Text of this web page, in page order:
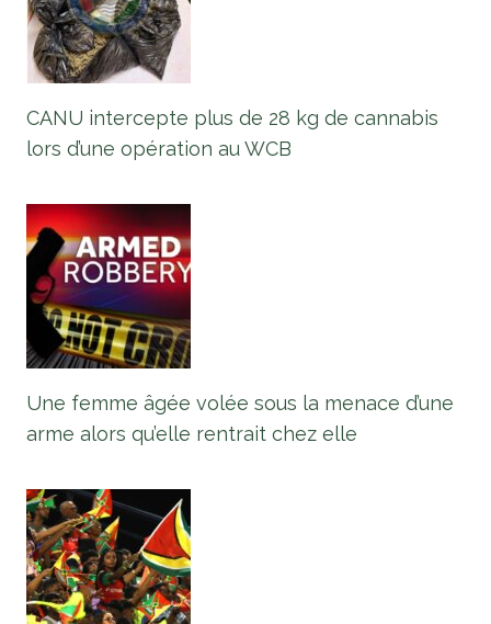
CANU intercepte plus de 28 kg de cannabis
lors d’une opération au WCB
Une femme âgée volée sous la menace d’une
arme alors qu’elle rentrait chez elle